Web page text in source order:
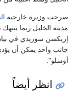
صرحت وزيرة خارجية
مدينة الخليل ربما
إريكسن سوريدي في
جانب واحد يمكن أن
أوسلو".
انظر أيضاً